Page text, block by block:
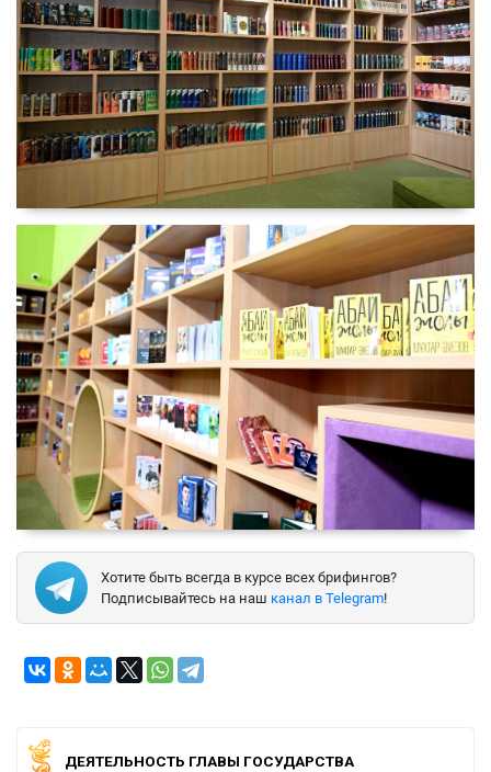
Хотите быть всегда в курсе всех брифингов?
Подписывайтесь на наш канал в Telegram!
ДЕЯТЕЛЬНОСТЬ ГЛАВЫ ГОСУДАРСТВА